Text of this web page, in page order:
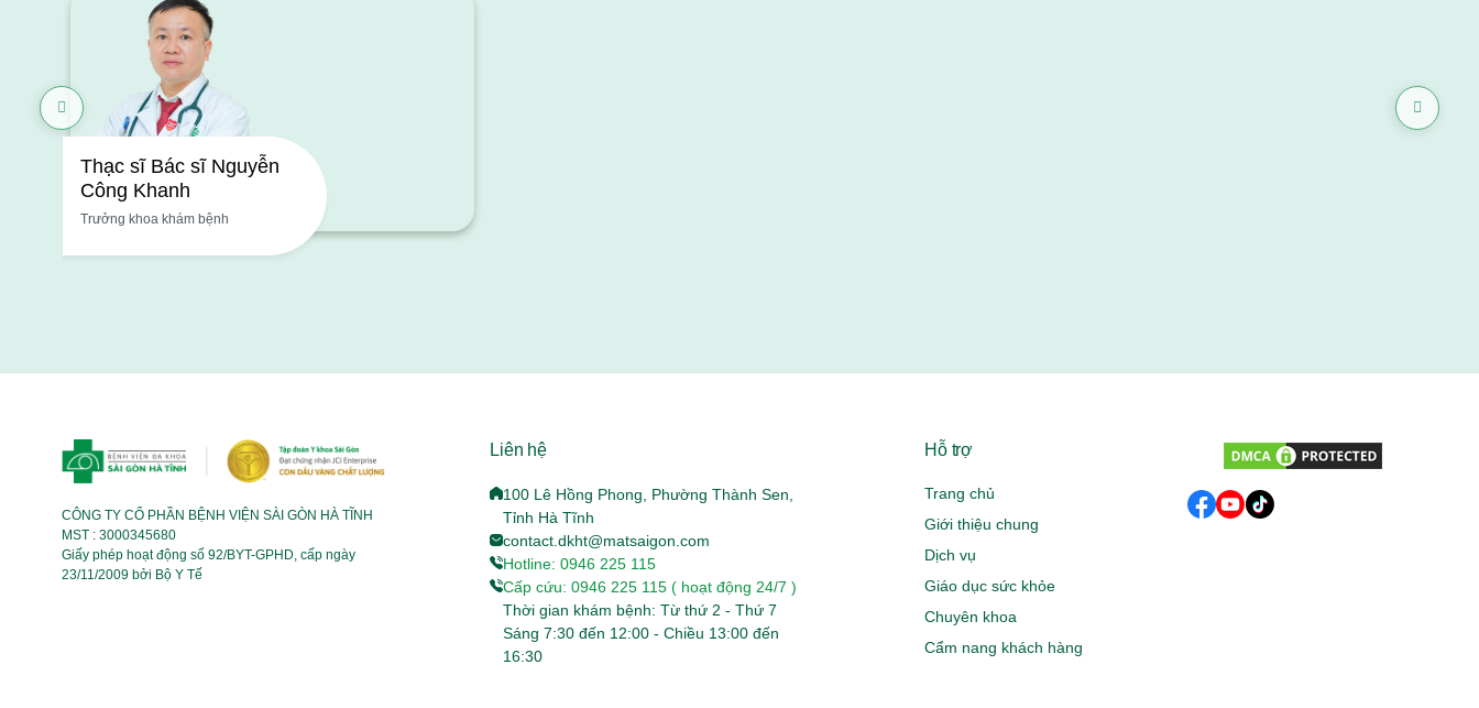
Thạc sĩ Bác sĩ Nguyễn
Công Khanh
Trưởng khoa khám bệnh
CÔNG TY CỔ PHẦN BỆNH VIỆN SÀI GÒN HÀ TĨNH
MST : 3000345680
Giấy phép hoạt động số 92/BYT-GPHD, cấp ngày
23/11/2009 bởi Bộ Y Tế
Liên hệ
100 Lê Hồng Phong, Phường Thành Sen,
Tỉnh Hà Tĩnh
contact.dkht@matsaigon.com
Hotline: 0946 225 115
Cấp cứu: 0946 225 115 ( hoạt động 24/7 )
Thời gian khám bệnh: Từ thứ 2 - Thứ 7
Sáng 7:30 đến 12:00 - Chiều 13:00 đến
16:30
Hỗ trợ
Trang chủ
Giới thiệu chung
Dịch vụ
Giáo dục sức khỏe
Chuyên khoa
Cẩm nang khách hàng